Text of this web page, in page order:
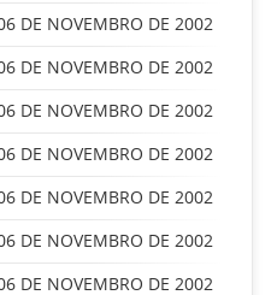
DE NOVEMBRO DE 2002
DE NOVEMBRO DE 2002
DE NOVEMBRO DE 2002
DE NOVEMBRO DE 2002
DE NOVEMBRO DE 2002
DE NOVEMBRO DE 2002
DE NOVEMBRO DE 2002